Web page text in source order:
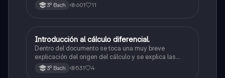
3º Bach 601 11
Matemáticas
Introducción al cálculo diferencial.
Dentro del documento se toca una muy breve
explicación del origen del cálculo y se explica las
pautas del mismo; definiendo: lo que son los límites,
las derivadas y dos ejemplos con el paso a paso de
3º Bach 531 4